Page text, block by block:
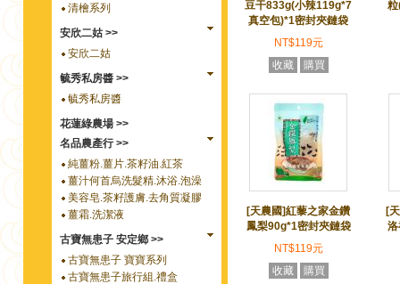
清檜系列
安欣二姑 >>
安欣二姑
毓秀私房醬 >>
毓秀私房醬
花蓮綠農場 >>
名品農產行 >>
純薑粉.薑片.茶籽油.紅茶
薑汁何首烏洗髮精.沐浴.泡澡
美容皂.茶籽護膚.去角質凝膠
薑霜.洗潔液
古寶無患子 安定鄉 >>
古寶無患子 寶寶系列
古寶無患子旅行組.禮盒
豆干833g(小辣119g*7
真空包)*1密封夾鏈袋
NT$119元
收藏
購買
[天農國]紅藜之家金鑽
鳳梨90g*1密封夾鏈袋
NT$119元
收藏
購買
[